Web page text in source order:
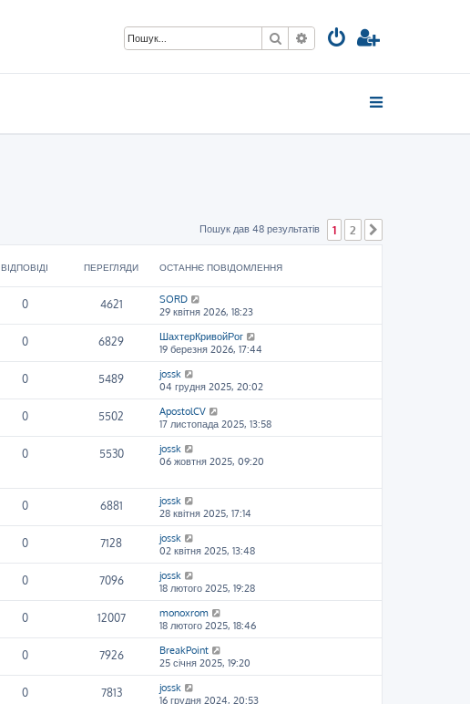
ПошукРозширений пошук
Пошук дав 48 результатів 1 2
ВІДПОВІДІ ПЕРЕГЛЯДИ ОСТАННЄ ПОВІДОМЛЕННЯ
0 4621
SORD
29 квітня 2026, 18:23
0 6829
ШахтерКривойРог
19 березня 2026, 17:44
0 5489
jossk
04 грудня 2025, 20:02
0 5502
ApostolCV
17 листопада 2025, 13:58
0 5530
jossk
06 жовтня 2025, 09:20
0 6881
jossk
28 квітня 2025, 17:14
0 7128
jossk
02 квітня 2025, 13:48
0 7096
jossk
18 лютого 2025, 19:28
0 12007
monoxrom
18 лютого 2025, 18:46
0 7926
BreakPoint
25 січня 2025, 19:20
0 7813
jossk
16 грудня 2024, 20:53